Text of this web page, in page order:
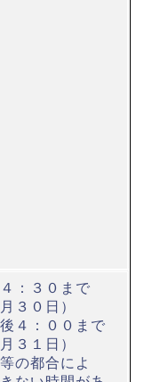
：３０まで
３０日）
４：００まで
３１日）
の都合によ